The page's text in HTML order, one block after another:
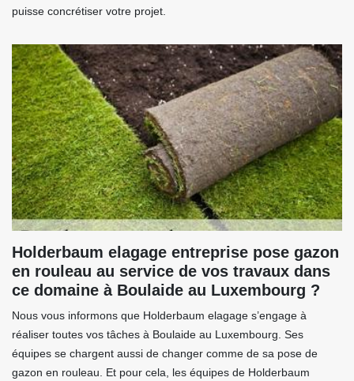
puisse concrétiser votre projet.
Holderbaum elagage entreprise pose gazon
en rouleau au service de vos travaux dans
ce domaine à Boulaide au Luxembourg ?
Nous vous informons que Holderbaum elagage s’engage à
réaliser toutes vos tâches à Boulaide au Luxembourg. Ses
équipes se chargent aussi de changer comme de sa pose de
gazon en rouleau. Et pour cela, les équipes de Holderbaum